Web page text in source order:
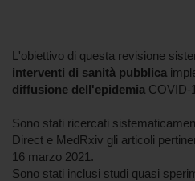
L'obiettivo di questa revisione
interventi di sanità pubblica
diffusione dell'epidemia COVID-
Sono stati ricercati
Direct e MedRxiv gli articoli
16 marzo 2021.
Sono stati inclusi studi quasi